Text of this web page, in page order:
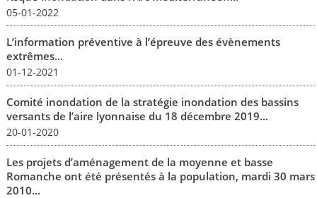
05-01-2022
L’information préventive à l’épreuve des évènements
extrêmes...
01-12-2021
Comité inondation de la stratégie inondation des bassins
versants de l’aire lyonnaise du 18 décembre 2019...
20-01-2020
Les projets d’aménagement de la moyenne et basse
Romanche ont été présentés à la population, mardi 30 mars
2010...